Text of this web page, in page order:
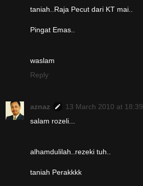
taniah..Raja Pecut dari KT mai..
Pingat Emas..
waslam
Reply
aznaz
13 March 2010 at 18:39
salam rozeli...
alhamdulilah..rezeki tuh..
taniah Perakkkk